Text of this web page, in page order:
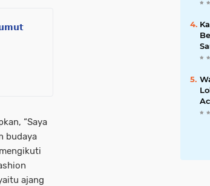
“Saya
budaya
ajang